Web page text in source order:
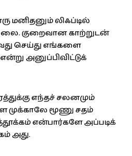
மனிதனும் லிஃப்டில்
குறைவான காற்றுடன்
செய்து எங்களை
அனுப்பிவிட்டுக்
எந்தச் சலனமும்
மூணு சதம்
என்பார்களே அப்படிக்
அது.